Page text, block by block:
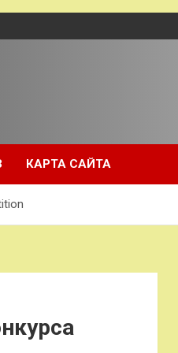
КАРТА САЙТА